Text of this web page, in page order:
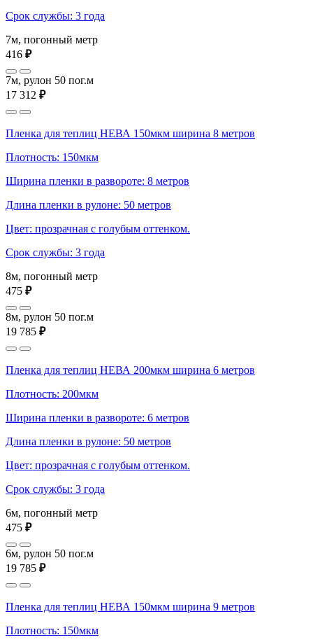
Срок службы: 3 года
7м, погонный метр
416 ₽
7м, рулон 50 пог.м
17 312 ₽
Пленка для теплиц НЕВА 150мкм ширина 8 метров
Плотность: 150мкм
Ширина пленки в развороте: 8 метров
Длина пленки в рулоне: 50 метров
Цвет: прозрачная с голубым оттенком.
Срок службы: 3 года
8м, погонный метр
475 ₽
8м, рулон 50 пог.м
19 785 ₽
Пленка для теплиц НЕВА 200мкм ширина 6 метров
Плотность: 200мкм
Ширина пленки в развороте: 6 метров
Длина пленки в рулоне: 50 метров
Цвет: прозрачная с голубым оттенком.
Срок службы: 3 года
6м, погонный метр
475 ₽
6м, рулон 50 пог.м
19 785 ₽
Пленка для теплиц НЕВА 150мкм ширина 9 метров
Плотность: 150мкм